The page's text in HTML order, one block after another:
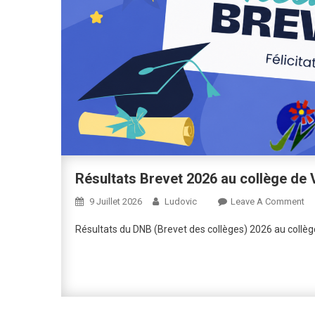
Résultats Brevet 2026 au collège de
9 Juillet 2026 Ludovic Leave A CommentOn
Résultats du DNB (Brevet des collèges) 2026 au